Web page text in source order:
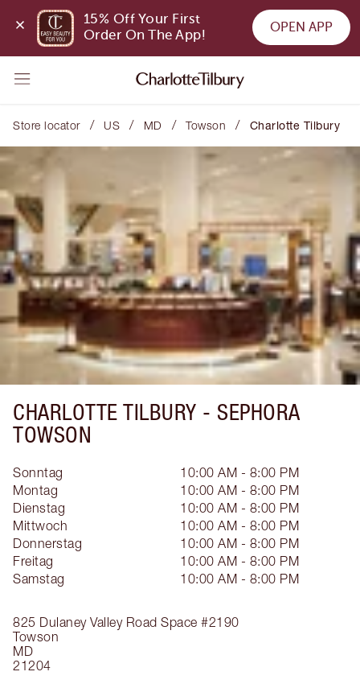
15% Off Your First
Order On The App!
OPEN APP
Store locator / US / MD / Towson / Charlotte Tilbury
CHARLOTTE TILBURY - SEPHORA
TOWSON
825 Dulaney Valley Road Space #2190
Towson
MD
21204
Sonntag
10:00 AM - 8:00 PM
Montag
10:00 AM - 8:00 PM
Dienstag
10:00 AM - 8:00 PM
Mittwoch
10:00 AM - 8:00 PM
Donnerstag
10:00 AM - 8:00 PM
Freitag
10:00 AM - 8:00 PM
Samstag
10:00 AM - 8:00 PM